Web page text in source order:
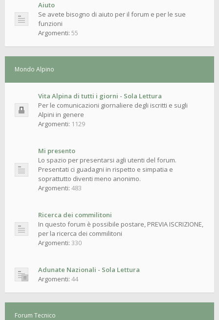
Aiuto
Se avete bisogno di aiuto per il forum e per le sue
funzioni
Argomenti: 55
Mondo Alpino
Vita Alpina di tutti i giorni - Sola Lettura
Per le comunicazioni giornaliere degli iscritti e sugli
Alpini in genere
Argomenti: 1129
Mi presento
Lo spazio per presentarsi agli utenti del forum.
Presentati ci guadagni in rispetto e simpatia e
soprattutto diventi meno anonimo.
Argomenti: 483
Ricerca dei commilitoni
In questo forum è possibile postare, PREVIA ISCRIZIONE,
per la ricerca dei commilitoni
Argomenti: 330
Adunate Nazionali - Sola Lettura
Argomenti: 44
Forum Tecnico